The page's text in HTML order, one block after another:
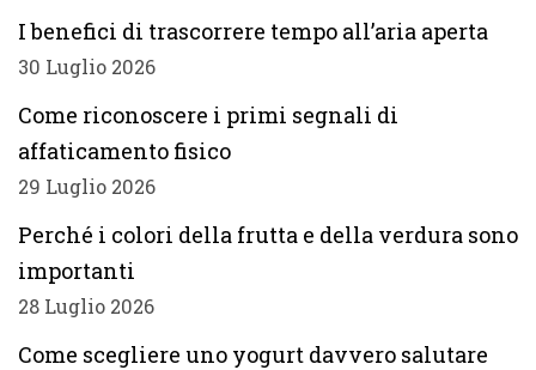
I benefici di trascorrere tempo all’aria aperta
30 Luglio 2026
Come riconoscere i primi segnali di
affaticamento fisico
29 Luglio 2026
Perché i colori della frutta e della verdura sono
importanti
28 Luglio 2026
Come scegliere uno yogurt davvero salutare